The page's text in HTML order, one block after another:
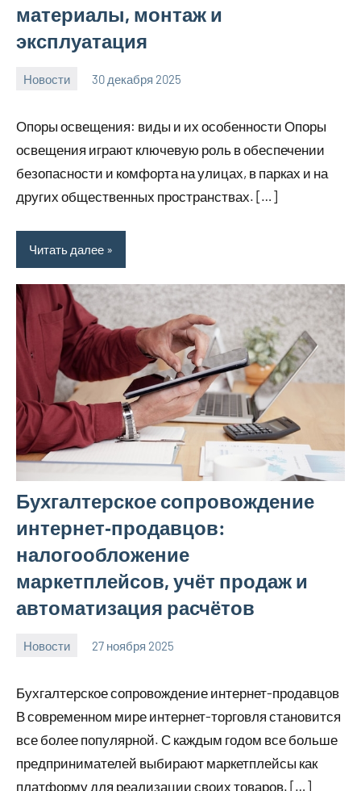
материалы, монтаж и
эксплуатация
Новости 30 декабря 2025
Опоры освещения: виды и их особенности Опоры
освещения играют ключевую роль в обеспечении
безопасности и комфорта на улицах, в парках и на
других общественных пространствах. […]
Читать далее
Бухгалтерское сопровождение
интернет‑продавцов:
налогообложение
маркетплейсов, учёт продаж и
автоматизация расчётов
Новости 27 ноября 2025
Бухгалтерское сопровождение интернет-продавцов
В современном мире интернет-торговля становится
все более популярной. С каждым годом все больше
предпринимателей выбирают маркетплейсы как
платформу для реализации своих товаров. […]